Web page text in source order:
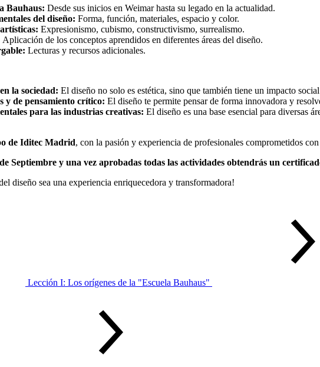
Bauhaus: Desde sus inicios en Weimar hasta su legado en la actualidad.
del diseño: Forma, función, materiales, espacio y color.
Expresionismo, cubismo, constructivismo, surrealismo.
Aplicación de los conceptos aprendidos en diferentes áreas del diseño.
Lecturas y recursos adicionales.
la sociedad: El diseño no solo es estética, sino que también tiene un impacto
y de pensamiento crítico: El diseño te permite pensar de forma innovadora y
para las industrias creativas: El diseño es una base esencial para diversas
de Iditec Madrid, con la pasión y experiencia de profesionales comprometidos
Septiembre y una vez aprobadas todas las actividades obtendrás un
diseño sea una experiencia enriquecedora y transformadora!
Lección I: Los orígenes de la "Escuela Bauhaus"